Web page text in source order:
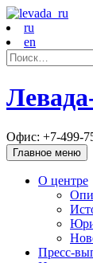
ru
en
Найти:
Офис: +7-499-
Главное меню
О центре
Пресс-